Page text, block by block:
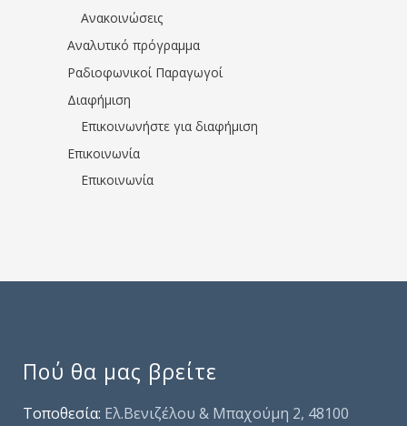
Ανακοινώσεις
Αναλυτικό πρόγραμμα
Ραδιοφωνικοί Παραγωγοί
Διαφήμιση
Επικοινωνήστε για διαφήμιση
Επικοινωνία
Επικοινωνία
Πού θα μας βρείτε
Τοποθεσία: Ελ.Βενιζέλου & Μπαχούμη 2, 48100